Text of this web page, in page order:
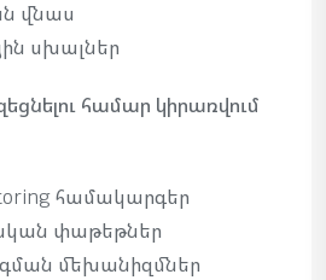
վնաս
սխալներ
համար կիրառվում
համակարգեր
փաթեթներ
մեխանիզմներ